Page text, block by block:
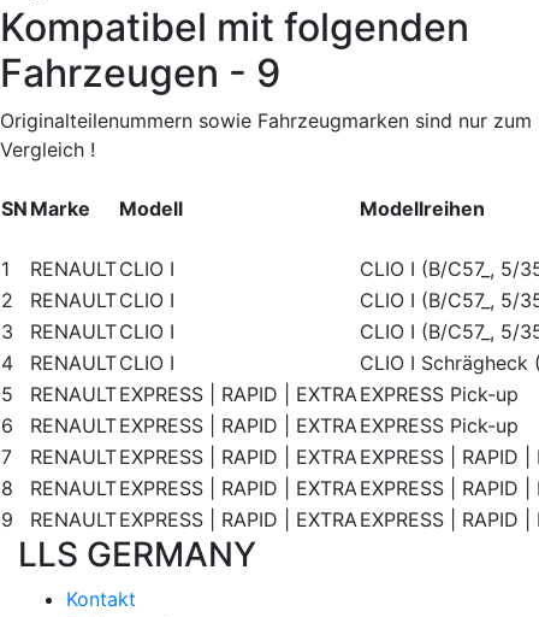
Kompatibel mit folgenden
Fahrzeugen - 9
Originalteilenummern sowie Fahrzeugmarken sind nur zum
Vergleich !
SN Marke Modell Modellreihen
1 RENAULTCLIO I
CLIO I (B/C57_, 5/
2
RENAULTCLIO I
CLIO I (B/C57_, 5/
3
RENAULTCLIO I
CLIO I (B/C57_, 5/
4
RENAULTCLIO I
CLIO I Schrägheck
5
RENAULTEXPRESS | RAPID | EXTRAEXPRESS Pick-up
6
RENAULTEXPRESS | RAPID | EXTRAEXPRESS Pick-up
7
RENAULTEXPRESS | RAPID | EXTRAEXPRESS | RAPID
8
RENAULTEXPRESS | RAPID | EXTRAEXPRESS | RAPID
9
RENAULTEXPRESS | RAPID | EXTRAEXPRESS | RAPID
LLS GERMANY
Kontakt